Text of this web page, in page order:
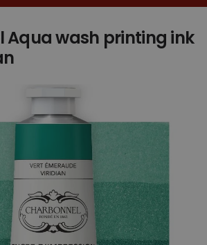
Aqua wash printing ink